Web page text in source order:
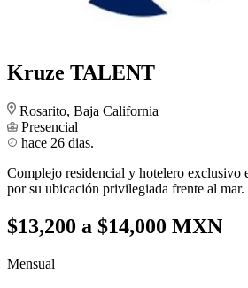
Kruze TALENT
Rosarito, Baja California
Presencial
hace 26 dias.
Complejo residencial y hotelero exclusivo
por su ubicación privilegiada frente al mar.
$13,200 a $14,000 MXN
Mensual